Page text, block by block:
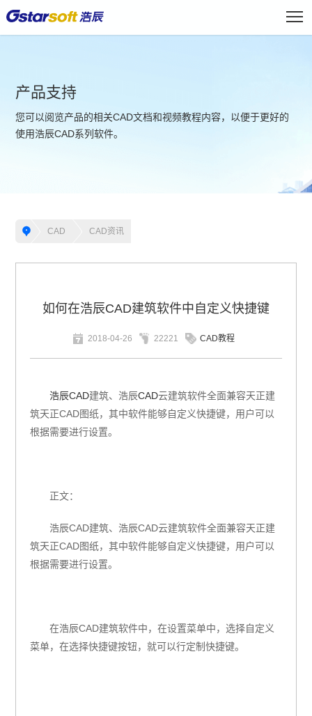
产品支持
您可以阅览产品的相关CAD文档和视频教程内容，以便于更好的
使用浩辰CAD系列软件。
CAD CAD资讯
如何在浩辰CAD建筑软件中自定义快捷键
2018-04-26 22221 CAD教程
浩辰CAD建筑、浩辰CAD云建筑软件全面兼容天正建
筑天正CAD图纸，其中软件能够自定义快捷键，用户可以
根据需要进行设置。
正文：
浩辰CAD建筑、浩辰CAD云建筑软件全面兼容天正建
筑天正CAD图纸，其中软件能够自定义快捷键，用户可以
根据需要进行设置。
在浩辰CAD建筑软件中，在设置菜单中，选择自定义
菜单，在选择快捷键按钮，就可以行定制快捷键。